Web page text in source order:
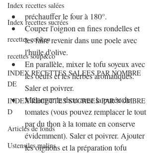
Index recettes salées
Index recettes sucrées
recettes cookeo
recettes soup&co
INDEX RECETTES SALEES PAR NOMBRE
DE
INDEX RECETTES SUCREES PAR NOMBRE
D
Articles de fonds
Ustensiles malins
préchauffer le four à 180°.
Couper l'oignon en fines rondelles et
les faire revenir dans une poele avec
l'huile d'olive.
En parallèle, mixer le tofu soyeux avec
les oeufs et les herbes aromatiques.
Saler et poivrer.
Mélanger le thon avec la purée de
tomates (vous pouvez remplacer le tout
par du thon à la tomate en conserve
évidemment). Saler et poivrer. Ajouter
les oignons et la préparation tofu